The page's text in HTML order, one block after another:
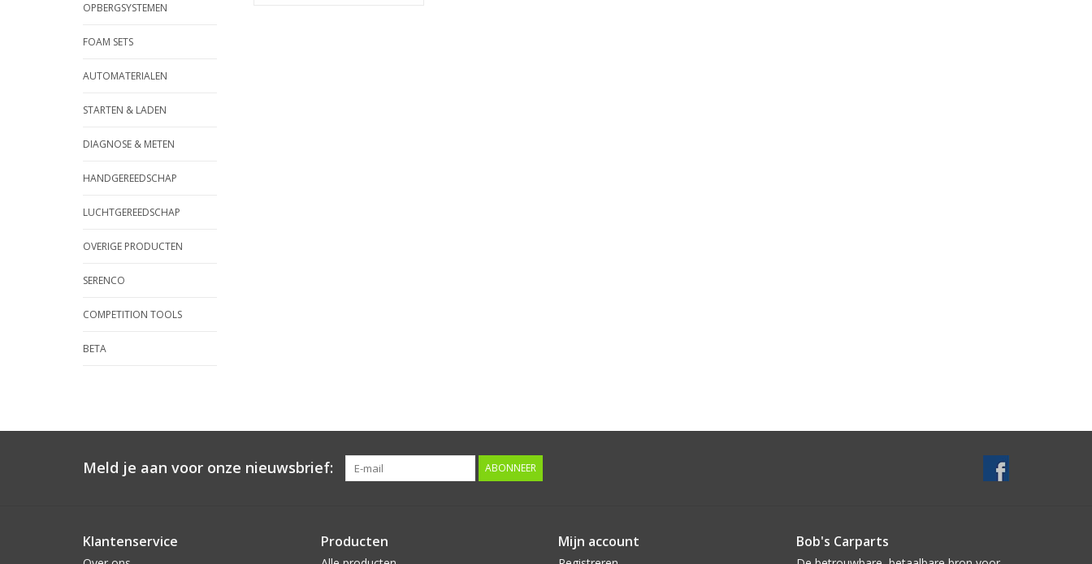
OPBERGSYSTEMEN
FOAM SETS
AUTOMATERIALEN
STARTEN & LADEN
DIAGNOSE & METEN
HANDGEREEDSCHAP
LUCHTGEREEDSCHAP
OVERIGE PRODUCTEN
SERENCO
COMPETITION TOOLS
BETA
Meld je aan voor onze nieuwsbrief: ABONNEER
Klantenservice Producten Mijn account Bob's Carparts